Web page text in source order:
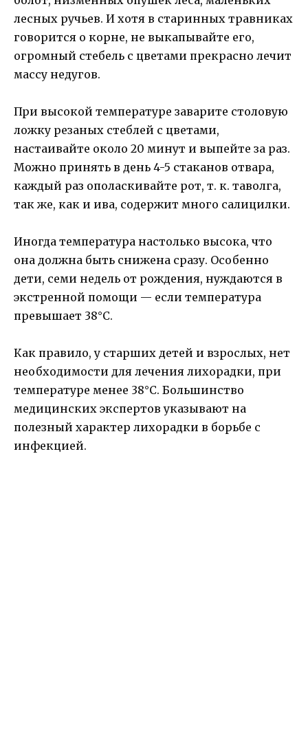
лесных ручьев. И хотя в старинных травниках
говорится о корне, не выкапывайте его,
огромный стебель с цветами прекрасно лечит
массу недугов.
При высокой температуре заварите столовую
ложку резаных стеблей с цветами,
настаивайте около 20 минут и выпейте за раз.
Можно принять в день 4-5 стаканов отвара,
каждый раз ополаскивайте рот, т. к. таволга,
так же, как и ива, содержит много салицилки.
Иногда температура настолько высока, что
она должна быть снижена сразу. Особенно
дети, семи недель от рождения, нуждаются в
экстренной помощи — если температура
превышает 38°C.
Как правило, у старших детей и взрослых, нет
необходимости для лечения лихорадки, при
температуре менее 38°C. Большинство
медицинских экспертов указывают на
полезный характер лихорадки в борьбе с
инфекцией.